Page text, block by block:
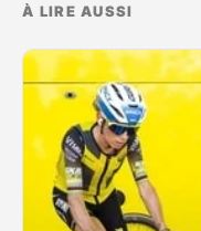
À LIRE AUSSI